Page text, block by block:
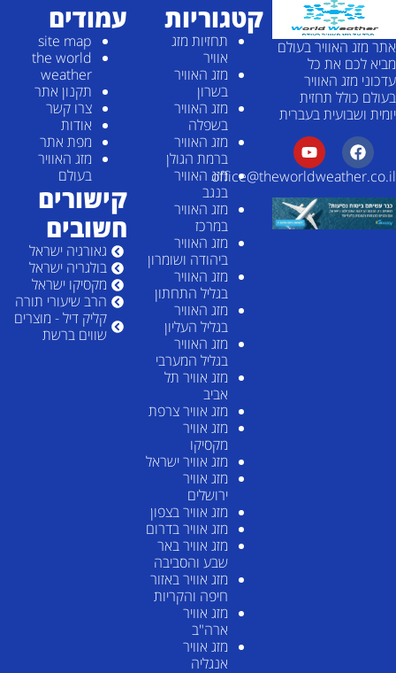
אתר מזג האוויר בעולם
מביא לכם את כל
עדכוני מזג האוויר
בעולם כולל תחזית
יומית ושבועית בעברית
office@theworldweather.co.il
קטגוריות
תחזיות מזג
אוויר
מזג האוויר
בשרון
מזג האוויר
בשפלה
מזג האוויר
ברמת הגולן
מזג האוויר
בנגב
מזג האוויר
במרכז
מזג האוויר
ביהודה ושומרון
מזג האוויר
בגליל התחתון
מזג האוויר
בגליל העליון
מזג האוויר
בגליל המערבי
מזג אוויר תל
אביב
מזג אוויר צרפת
מזג אוויר
מקסיקו
מזג אוויר ישראל
מזג אוויר
ירושלים
מזג אוויר בצפון
מזג אוויר בדרום
מזג אוויר באר
שבע והסביבה
מזג אוויר באזור
חיפה והקריות
מזג אוויר
ארה"ב
מזג אוויר
אנגליה
עמודים
site map
the world
weather
תקנון אתר
צרו קשר
אודות
מפת אתר
מזג האוויר
בעולם
קישורים
חשובים
גאורגיה ישראל
בולגריה ישראל
מקסיקו ישראל
הרב שיעורי תורה
קליק דיל - מוצרים
שווים ברשת